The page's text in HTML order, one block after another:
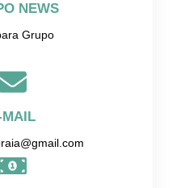
NEWS
Grupo
MAIL